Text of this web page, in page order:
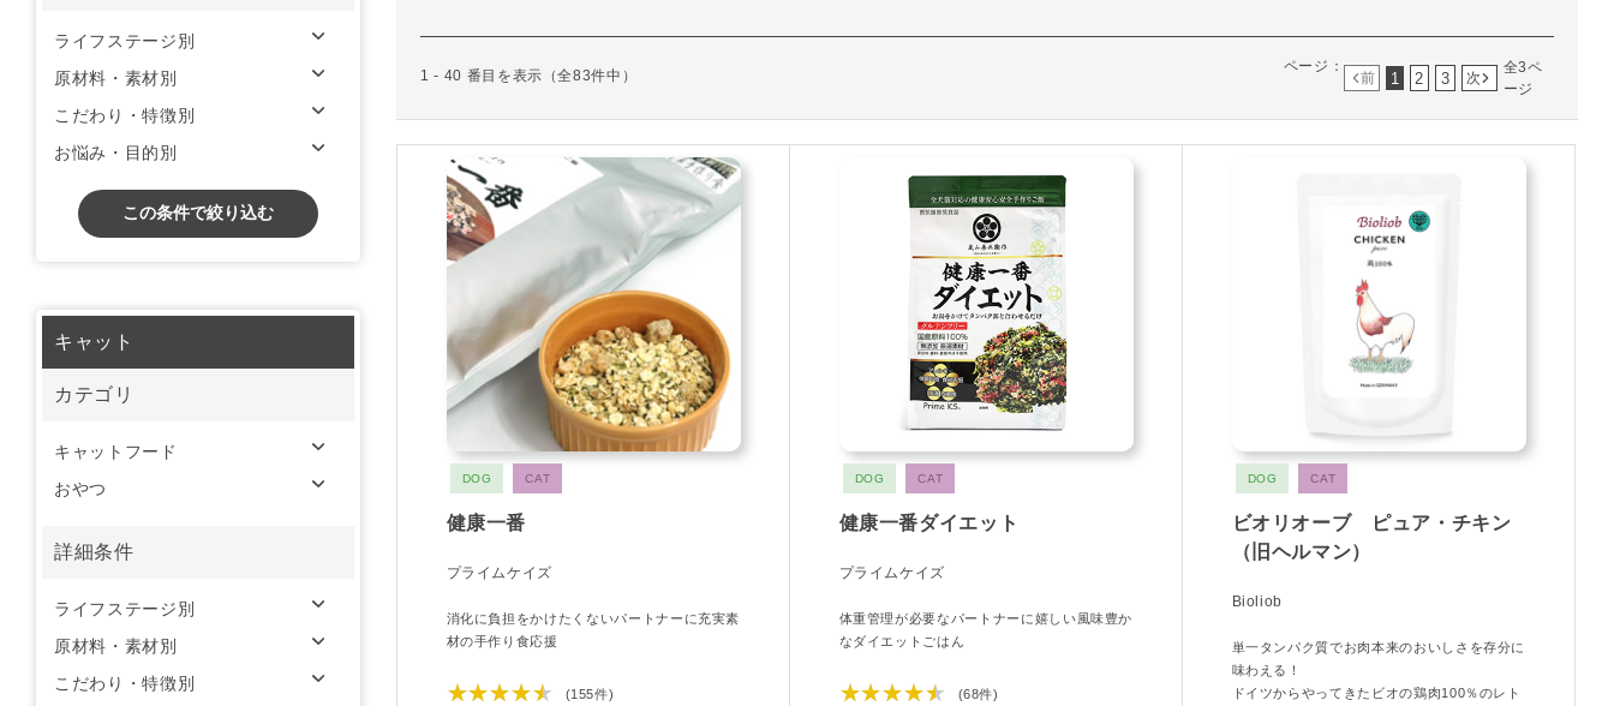
1 - 40 番目を表示（全83件中）
ページ：
前 1 2 3 次
全3ペ
ージ
DOG CAT
健康一番
プライムケイズ
消化に負担をかけたくないパートナーに充実素
材の手作り食応援
★★★★★ (155件)
DOG CAT
健康一番ダイエット
プライムケイズ
体重管理が必要なパートナーに嬉しい風味豊か
なダイエットごはん
★★★★★ (68件)
DOG CAT
ビオリオーブ ピュア・チキン
（旧ヘルマン）
Bioliob
単一タンパク質でお肉本来のおいしさを存分に
味わえる！
ドイツからやってきたビオの鶏肉100％のレト
ライフステージ別
原材料・素材別
こだわり・特徴別
お悩み・目的別
この条件で絞り込む
キャット
カテゴリ
キャットフード
おやつ
詳細条件
ライフステージ別
原材料・素材別
こだわり・特徴別